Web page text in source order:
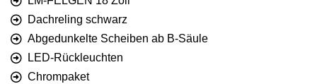
Dachreling schwarz
Abgedunkelte Scheiben ab B-Säule
LED-Rückleuchten
Chrompaket